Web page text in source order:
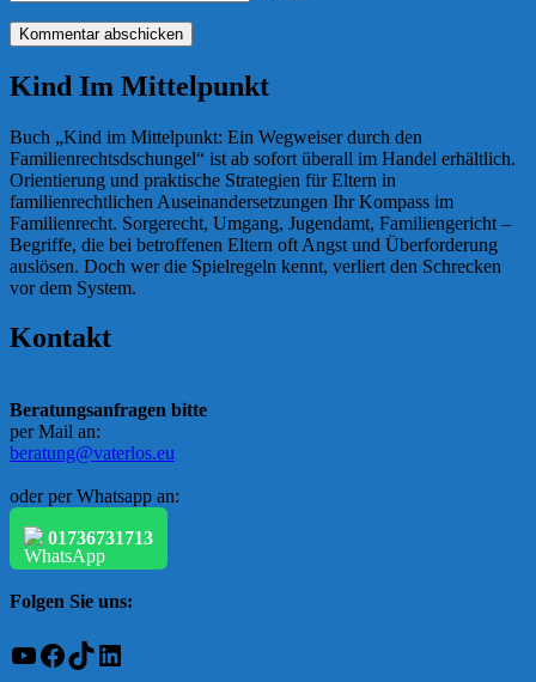
Kind Im Mittelpunkt
Buch „Kind im Mittelpunkt: Ein Wegweiser durch den
Familienrechtsdschungel“ ist ab sofort überall im Handel erhältlich.
Orientierung und praktische Strategien für Eltern in
familienrechtlichen Auseinandersetzungen Ihr Kompass im
Familienrecht. Sorgerecht, Umgang, Jugendamt, Familiengericht –
Begriffe, die bei betroffenen Eltern oft Angst und Überforderung
auslösen. Doch wer die Spielregeln kennt, verliert den Schrecken
vor dem System.
Kontakt
Beratungsanfragen bitte
per Mail an:
beratung@vaterlos.eu
oder per Whatsapp an:
01736731713
Folgen Sie uns:
YouTube
Facebook
TikTokLinkedIn